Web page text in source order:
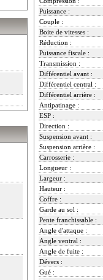
Puissance :
Couple :
Boite de vitesses :
Réduction :
Puissance fiscale :
Transmission :
Différentiel avant :
Différentiel central :
Différentiel arrière :
Antipatinage :
ESP :
Direction :
Suspension avant :
Suspension arrière :
Carrosserie :
Longueur :
Largeur :
Hauteur :
Coffre :
Garde au sol :
Pente franchissable :
Angle d'attaque :
Angle ventral :
Angle de fuite :
Dévers :
Gué :